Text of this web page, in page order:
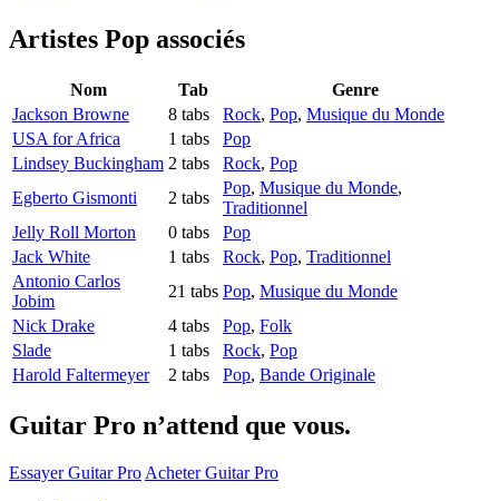
Artistes Pop associés
Nom Tab
Genre
Jackson Browne
8 tabs Rock, Pop, Musique du Monde
USA for Africa
1 tabs
Pop
Lindsey Buckingham 2 tabs Rock, Pop
Egberto Gismonti
2 tabs
Pop, Musique du Monde,
Traditionnel
Jelly Roll Morton
0 tabs
Pop
Jack White
1 tabs Rock, Pop, Traditionnel
Antonio Carlos
Jobim
21 tabs Pop, Musique du Monde
Nick Drake
4 tabs Pop, Folk
Slade
1 tabs Rock, Pop
Harold Faltermeyer
2 tabs Pop, Bande Originale
Guitar Pro n’attend que vous.
Essayer Guitar Pro Acheter Guitar Pro